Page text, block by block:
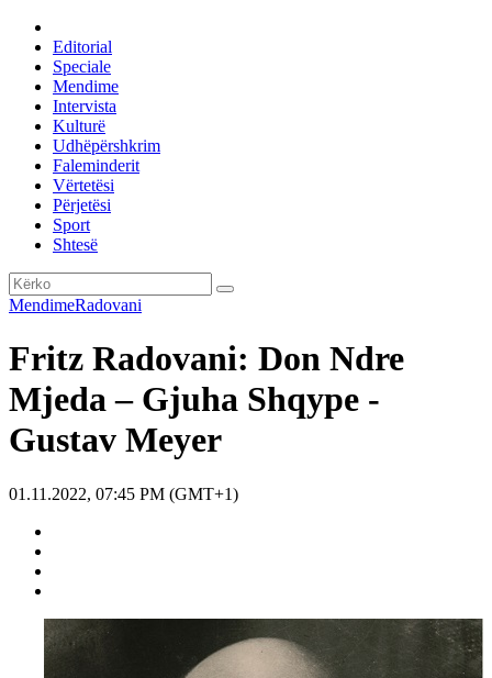
Editorial
Speciale
Mendime
Intervista
Kulturë
Udhëpërshkrim
Faleminderit
Vërtetësi
Përjetësi
Sport
Shtesë
MendimeRadovani
Fritz Radovani: Don Ndre
Mjeda – Gjuha Shqype -
Gustav Meyer
01.11.2022, 07:45 PM (GMT+1)